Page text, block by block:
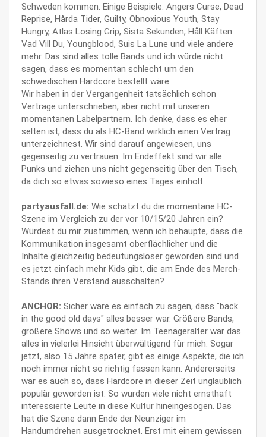
Schweden kommen. Einige Beispiele: Angers Curse, Dead
Reprise, Hårda Tider, Guilty, Obnoxious Youth, Stay
Hungry, Atlas Losing Grip, Sista Sekunden, Håll Käften
Vad Vill Du, Youngblood, Suis La Lune und viele andere
mehr. Das sind alles tolle Bands und ich würde nicht
sagen, dass es momentan schlecht um den
schwedischen Hardcore bestellt wäre.
Wir haben in der Vergangenheit tatsächlich schon
Verträge unterschrieben, aber nicht mit unseren
momentanen Labelpartnern. Ich denke, dass es eher
selten ist, dass du als HC-Band wirklich einen Vertrag
unterzeichnest. Wir sind darauf angewiesen, uns
gegenseitig zu vertrauen. Im Endeffekt sind wir alle
Punks und ziehen uns nicht gegenseitig über den Tisch,
da dich so etwas sowieso eines Tages einholt.
partyausfall.de: Wie schätzt du die momentane HC-
Szene im Vergleich zu der vor 10/15/20 Jahren ein?
Würdest du mir zustimmen, wenn ich behaupte, dass die
Kommunikation insgesamt oberflächlicher und die
Inhalte gleichzeitig bedeutungsloser geworden sind und
es jetzt einfach mehr Kids gibt, die am Ende des Merch-
Stands ihren Verstand ausschalten?
ANCHOR: Sicher wäre es einfach zu sagen, dass "back
in the good old days" alles besser war. Größere Bands,
größere Shows und so weiter. Im Teenageralter war das
alles in vielerlei Hinsicht überwältigend für mich. Sogar
jetzt, also 15 Jahre später, gibt es einige Aspekte, die ich
noch immer nicht so richtig fassen kann. Andererseits
war es auch so, dass Hardcore in dieser Zeit unglaublich
populär geworden ist. So wurden viele nicht ernsthaft
interessierte Leute in diese Kultur hineingesogen. Das
hat die Szene dann Ende der Neunziger im
Handumdrehen ausgetrocknet. Erst mit einem gewissen